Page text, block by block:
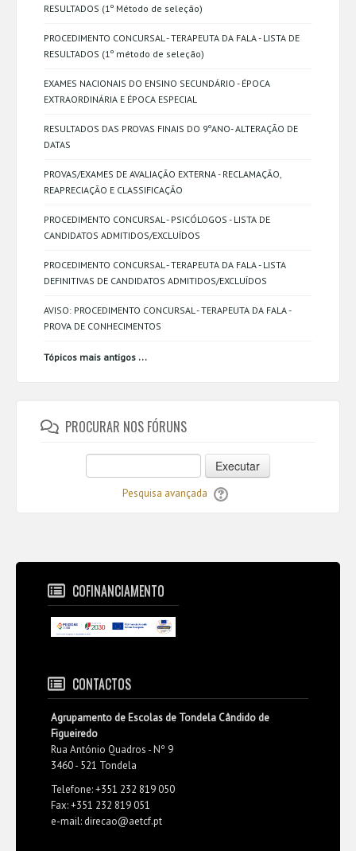
RESULTADOS (1º Método de seleção)
PROCEDIMENTO CONCURSAL - TERAPEUTA DA FALA - LISTA DE
RESULTADOS (1º método de seleção)
EXAMES NACIONAIS DO ENSINO SECUNDÁRIO - ÉPOCA
EXTRAORDINÁRIA E ÉPOCA ESPECIAL
RESULTADOS DAS PROVAS FINAIS DO 9ºANO- ALTERAÇÃO DE
DATAS
PROVAS/EXAMES DE AVALIAÇÃO EXTERNA - RECLAMAÇÃO,
REAPRECIAÇÃO E CLASSIFICAÇÃO
PROCEDIMENTO CONCURSAL - PSICÓLOGOS - LISTA DE
CANDIDATOS ADMITIDOS/EXCLUÍDOS
PROCEDIMENTO CONCURSAL - TERAPEUTA DA FALA - LISTA
DEFINITIVAS DE CANDIDATOS ADMITIDOS/EXCLUÍDOS
AVISO: PROCEDIMENTO CONCURSAL - TERAPEUTA DA FALA -
PROVA DE CONHECIMENTOS
Tópicos mais antigos ...
PROCURAR NOS FÓRUNS
Executar
Pesquisa avançada
COFINANCIAMENTO
CONTACTOS
Agrupamento de Escolas de Tondela Cândido de
Figueiredo
Rua António Quadros - Nº 9
3460 - 521 Tondela
Telefone: +351 232 819 050
Fax: +351 232 819 051
e-mail: direcao@aetcf.pt